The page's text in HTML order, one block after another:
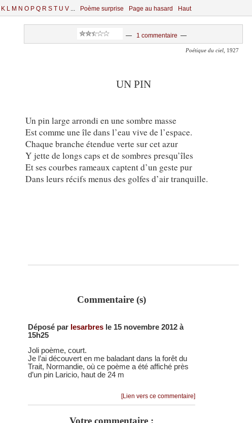
K L M N O P Q R S T U V ... Poème surprise Page au hasard Haut
— 1 commentaire —
Poétique du ciel , 1927
UN PIN
Un pin large arrondi en une sombre masse
Est comme une île dans l’eau vive de l’espace.
Chaque branche étendue verte sur cet azur
Y jette de longs caps et de sombres presqu’îles
Et ses courbes rameaux captent d’un geste pur
Dans leurs récifs menus des golfes d’air tranquille.
Commentaire (s)
Déposé par lesarbres le 15 novembre 2012 à
15h25
Joli poème, court.
Je l’ai découvert en me baladant dans la forêt du
Trait, Normandie, où ce poème a été affiché près
d’un pin Laricio, haut de 24 m
[Lien vers ce commentaire]
Votre commentaire :